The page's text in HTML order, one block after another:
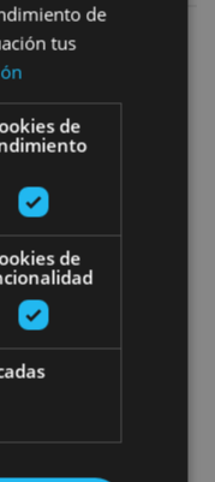
Land
de
tus
de
de